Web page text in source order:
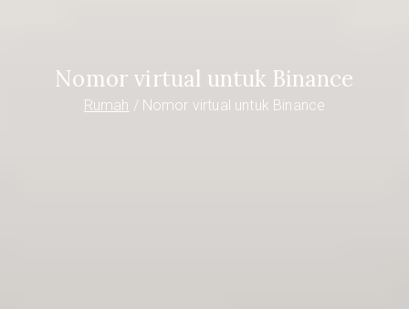
Nomor virtual untuk Binance
Rumah Nomor virtual untuk Binance